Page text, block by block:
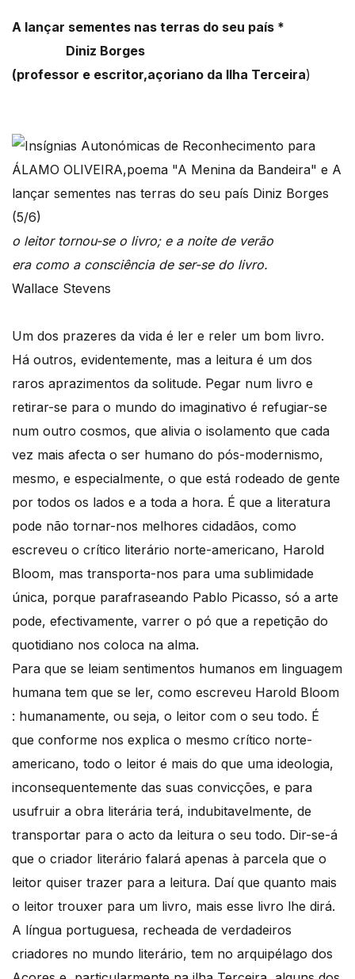
A lançar sementes nas terras do seu país *
Diniz Borges
(professor e escritor,açoriano da Ilha Terceira)
o leitor tornou-se o livro; e a noite de verão
era como a consciência de ser-se do livro.
Wallace Stevens
Um dos prazeres da vida é ler e reler um bom livro.
Há outros, evidentemente, mas a leitura é um dos
raros aprazimentos da solitude. Pegar num livro e
retirar-se para o mundo do imaginativo é refugiar-se
num outro cosmos, que alivia o isolamento que cada
vez mais afecta o ser humano do pós-modernismo,
mesmo, e especialmente, o que está rodeado de gente
por todos os lados e a toda a hora. É que a literatura
pode não tornar-nos melhores cidadãos, como
escreveu o crítico literário norte-americano, Harold
Bloom, mas transporta-nos para uma sublimidade
única, porque parafraseando Pablo Picasso, só a arte
pode, efectivamente, varrer o pó que a repetição do
quotidiano nos coloca na alma.
Para que se leiam sentimentos humanos em linguagem
humana tem que se ler, como escreveu Harold Bloom
: humanamente, ou seja, o leitor com o seu todo. É
que conforme nos explica o mesmo crítico norte-
americano, todo o leitor é mais do que uma ideologia,
inconsequentemente das suas convicções, e para
usufruir a obra literária terá, indubitavelmente, de
transportar para o acto da leitura o seu todo. Dir-se-á
que o criador literário falará apenas à parcela que o
leitor quiser trazer para a leitura. Daí que quanto mais
o leitor trouxer para um livro, mais esse livro lhe dirá.
A língua portuguesa, recheada de verdadeiros
criadores no mundo literário, tem no arquipélago dos